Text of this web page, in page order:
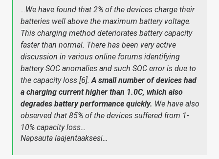
…We have found that 2% of the devices charge their
batteries well above the maximum battery voltage.
This charging method deteriorates battery capacity
faster than normal. There has been very active
discussion in various online forums identifying
battery SOC anomalies and such SOC error is due to
the capacity loss [6].A small number of devices had
a charging current higher than 1.0C, which also
degrades battery performance quickly. We have also
observed that 85% of the devices suffered from 1-
10% capacity loss…
Napsauta laajentaaksesi…